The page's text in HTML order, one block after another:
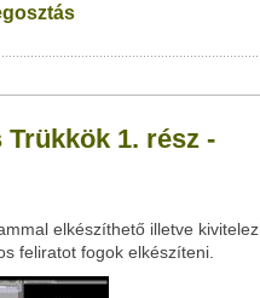
1. rész -
elkészíthető illetve
feliratot fogok elkészíteni.